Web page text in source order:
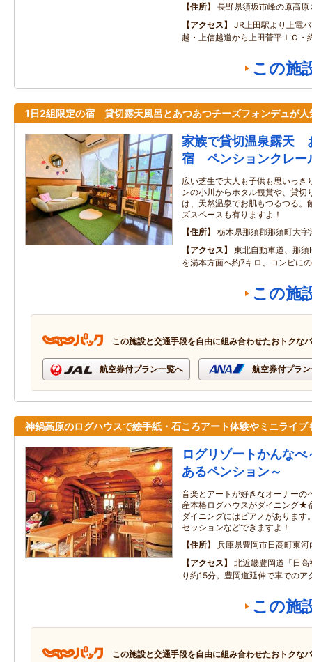
住所
長野県須坂市峰の原高
アクセス
JR上田駅より上電
越・上信越道から上田菅平ＩＣ・
この施
1日2組限定の宿 貸切露天風呂とあつあつチーズフォンデュが人
家族で貸切温泉露天
宿 ペンションクレー
広い芝生で大人も子供も思いっき
ンの小川からホタル観賞や、貸切
は、天然温泉でお肌もつるつる。
ズスペースも有りますよ！
住所
栃木県那須郡那須町大
アクセス
東北自動車道、那
を湯本方面へ約7キロ、コンビに
この施
この施設と交通手段を自由に組み合わせたおトクな
航空券付プラン一覧へ 航空券付プラ
神鍋高原のログハウスで絵手紙・石ころアート体験やミニライブ
ログリゾートかんな
あるペンション～
音楽とアートが好きなオーナー
産本格ログハウスがダイニング
ダイニングにはピアノがあります
セッションなどできますよ！
住所
兵庫県豊岡市日高町東
アクセス
北近畿豊岡道「日
り約15分。豊岡道延伸で車での
この施
この施設と交通手段を自由に組み合わせたおトクな